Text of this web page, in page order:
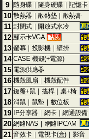
9 隨身碟｜隨身硬碟｜記憶卡
10 散熱器｜散熱墊｜散熱膏
11 封閉式｜開放式水冷
12 顯示卡VGA
13 螢幕｜投影機｜壁掛
14 CASE 機殼(+電源)
15 電源供應器
16 機殼風扇｜機殼配件
17 鍵盤+鼠｜搖桿｜桌+椅
18 滑鼠｜鼠墊｜數位板
19 IP分享器｜網卡｜網通設備
20 網路NAS｜網路IPCAM
21 音效卡｜電視卡(盒)｜影音